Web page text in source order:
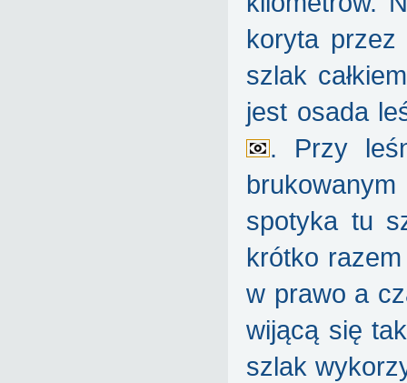
koryta przez
szlak
jest osada
. Przy
spotyka tu
krótko
w prawo a
wijącą się
szlak